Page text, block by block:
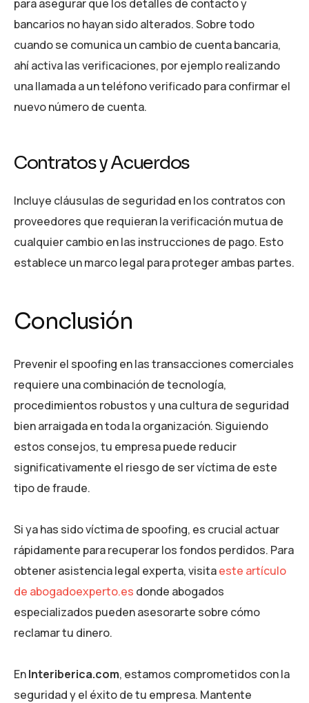
para asegurar que los detalles de contacto y
bancarios no hayan sido alterados. Sobre todo
cuando se comunica un cambio de cuenta bancaria,
ahí activa las verificaciones, por ejemplo realizando
una llamada a un teléfono verificado para confirmar el
nuevo número de cuenta.
Contratos y Acuerdos
Incluye cláusulas de seguridad en los contratos con
proveedores que requieran la verificación mutua de
cualquier cambio en las instrucciones de pago. Esto
establece un marco legal para proteger ambas partes.
Conclusión
Prevenir el spoofing en las transacciones comerciales
requiere una combinación de tecnología,
procedimientos robustos y una cultura de seguridad
bien arraigada en toda la organización. Siguiendo
estos consejos, tu empresa puede reducir
significativamente el riesgo de ser víctima de este
tipo de fraude.
Si ya has sido víctima de spoofing, es crucial actuar
rápidamente para recuperar los fondos perdidos. Para
obtener asistencia legal experta, visitaeste artículo
de abogadoexperto.es donde abogados
especializados pueden asesorarte sobre cómo
reclamar tu dinero.
EnInteriberica.com, estamos comprometidos con la
seguridad y el éxito de tu empresa. Mantente